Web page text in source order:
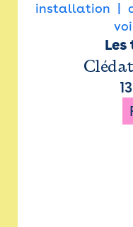
installation
13